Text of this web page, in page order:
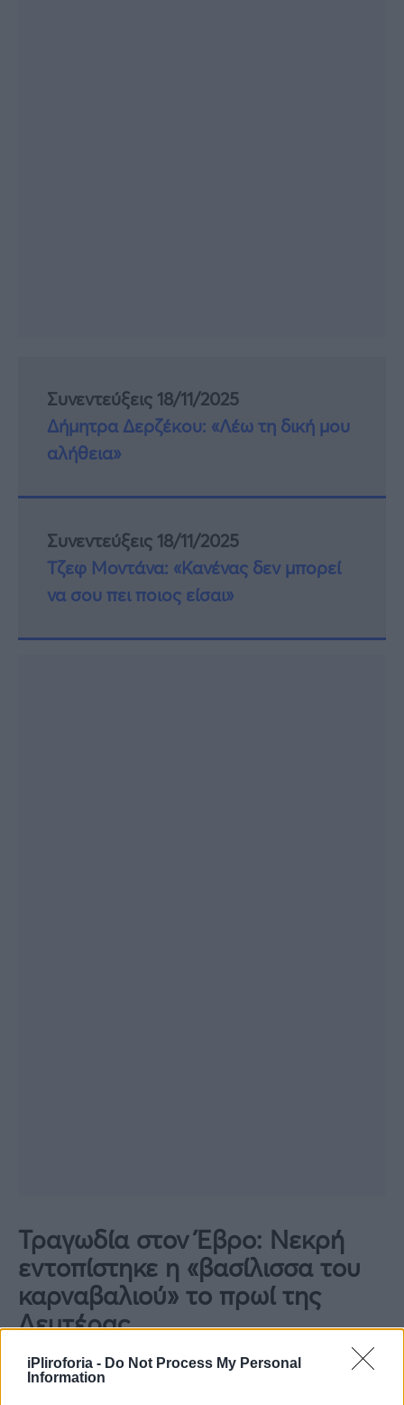
iPliroforia - Do Not Process My Personal
Information
Συνεντεύξεις 18/11/2025
Δήμητρα Δερζέκου: «Λέω τη δική μου
αλήθεια»
Συνεντεύξεις 18/11/2025
Τζεφ Μοντάνα: «Κανένας δεν μπορεί
να σου πει ποιος είσαι»
Τραγωδία στον Έβρο: Νεκρή
εντοπίστηκε η «βασίλισσα του
καρναβαλιού» το πρωί της
Δευτέρας
Επιτόπου έφτασαν υψηλόβαθμα στελέχη και